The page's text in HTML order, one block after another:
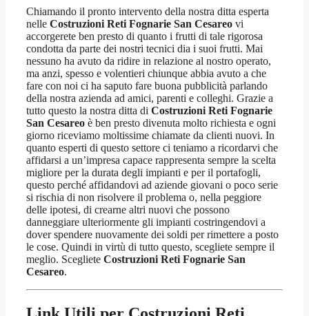
Chiamando il pronto intervento della nostra ditta esperta
nelle Costruzioni Reti Fognarie San Cesareo vi
accorgerete ben presto di quanto i frutti di tale rigorosa
condotta da parte dei nostri tecnici dia i suoi frutti. Mai
nessuno ha avuto da ridire in relazione al nostro operato,
ma anzi, spesso e volentieri chiunque abbia avuto a che
fare con noi ci ha saputo fare buona pubblicità parlando
della nostra azienda ad amici, parenti e colleghi. Grazie a
tutto questo la nostra ditta di Costruzioni Reti Fognarie
San Cesareo è ben presto divenuta molto richiesta e ogni
giorno riceviamo moltissime chiamate da clienti nuovi. In
quanto esperti di questo settore ci teniamo a ricordarvi che
affidarsi a un’impresa capace rappresenta sempre la scelta
migliore per la durata degli impianti e per il portafogli,
questo perché affidandovi ad aziende giovani o poco serie
si rischia di non risolvere il problema o, nella peggiore
delle ipotesi, di crearne altri nuovi che possono
danneggiare ulteriormente gli impianti costringendovi a
dover spendere nuovamente dei soldi per rimettere a posto
le cose. Quindi in virtù di tutto questo, scegliete sempre il
meglio. Scegliete Costruzioni Reti Fognarie San
Cesareo.